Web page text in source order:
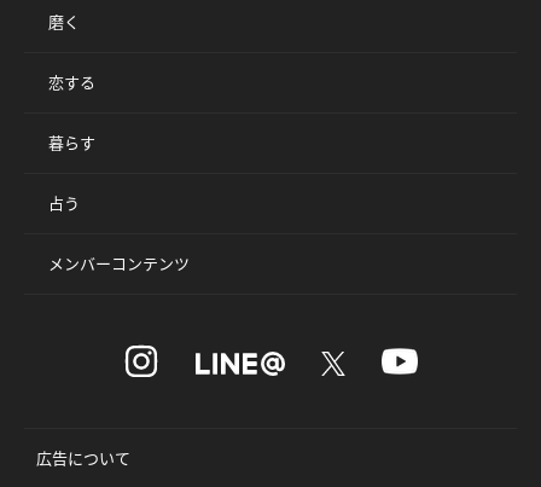
磨く
恋する
暮らす
占う
メンバーコンテンツ
広告について